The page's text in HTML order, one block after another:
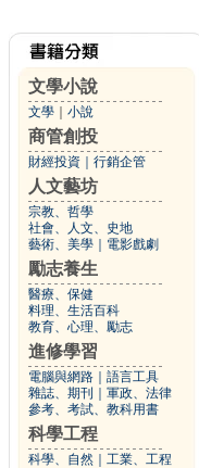
文學小說
文學 小說
商管創投
財經投資 行銷企管
人文藝坊
宗教、哲學
社會、人文、史地
藝術、美學
電影戲劇
勵志養生
醫療、保健
料理、生活百科
教育、心理、勵志
進修學習
電腦與網路
語言工具
雜誌、期刊
軍政、法律
參考、考試、教科用書
科學工程
科學、自然 工業、工程